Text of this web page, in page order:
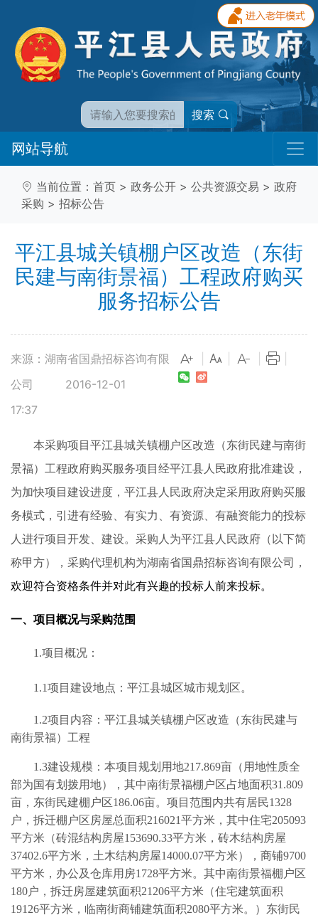
搜索
网站导航
当前位置： 首页 > 政务公开 > 公共资源交易 > 政府
采购 > 招标公告
平江县城关镇棚户区改造（东街
民建与南街景福）工程政府购买
服务招标公告
来源：湖南省国鼎招标咨询有限
公司
2016-12-01
17:37
本采购项目平江县城关镇棚户区改造（东街民建与南街
景福）工程政府购买服务项目 经平江县人民政府批准建设，
为加快项目建设进度， 平江县人民政府决定采用政府购买服
务模式，引进有经验、有实力、有资源 、有融资能力的投标
人 进行项目开发、建设。采购人为平江县人民政府 （以下简
称甲方），采购代理机构为湖南省国鼎招标咨询有限公司，
欢迎符合资格条件并对此有兴趣的投标人前来投标。
一、项目概况与采购范围
1.项目概况：
1.1项目建设地点：平江县城区城市规划区。
1.2项目内容：平江县城关镇棚户区改造（东街民建与
南街景福）工程
1.3建设规模：本项目规划用地217.869亩（用地性质全
部为国有划拨用地），其中南街景福棚户区占地面积31.809
亩，东街民建棚户区186.06亩。项目范围内共有居民1328
户，拆迁棚户区房屋总面积216021平方米，其中住宅205093
平方米（砖混结构房屋153690.33平方米，砖木结构房屋
37402.6平方米，土木结构房屋14000.07平方米），商铺9700
平方米，办公及仓库用房1728平方米。其中南街景福棚户区
180户，拆迁房屋建筑面积21206平方米（住宅建筑面积
19126平方米，临南街商铺建筑面积2080平方米。）东街民